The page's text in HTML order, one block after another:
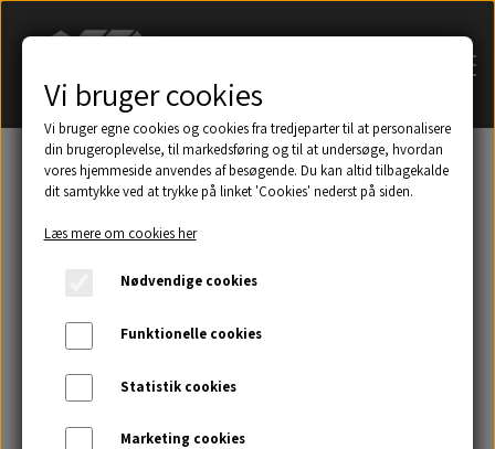
Søg på navn af tagsten
Et udsnit af eksempler på taghætter mm.
Galleri
Vi bruger cookies
Vi bruger egne cookies og cookies fra tredjeparter til at personalisere
din brugeroplevelse, til markedsføring og til at undersøge, hvordan
vores hjemmeside anvendes af besøgende. Du kan altid tilbagekalde
dit samtykke ved at trykke på linket 'Cookies' nederst på siden.
Læs mere om cookies her
Nødvendige cookies
Funktionelle cookies
Statistik cookies
Marketing cookies